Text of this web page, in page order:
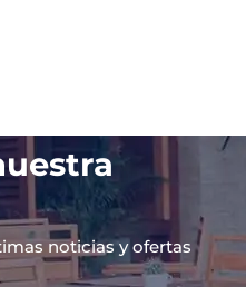
noticias y ofertas